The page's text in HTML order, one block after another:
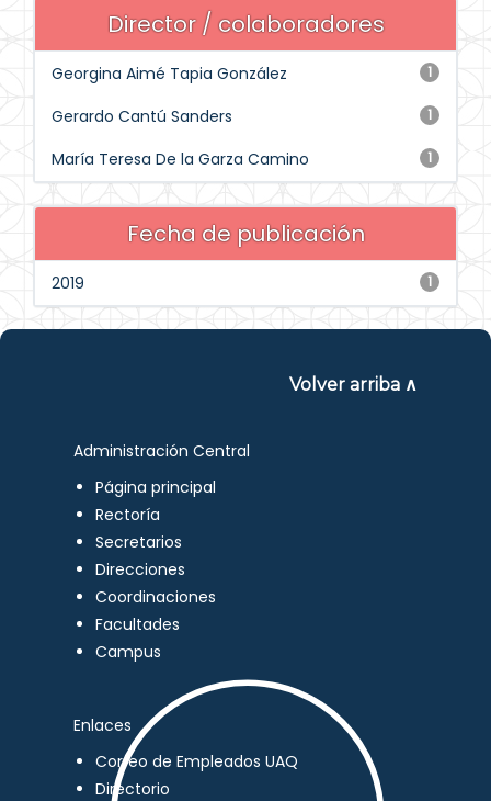
Director / colaboradores
1
Georgina Aimé Tapia González
1
Gerardo Cantú Sanders
1
María Teresa De la Garza Camino
Fecha de publicación
1
2019
Volver arriba ∧
Administración Central
Página principal
Rectoría
Secretarios
Direcciones
Coordinaciones
Facultades
Campus
Enlaces
Correo de Empleados UAQ
Directorio